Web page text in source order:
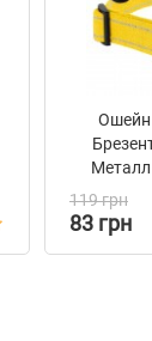
119 грн
83 грн